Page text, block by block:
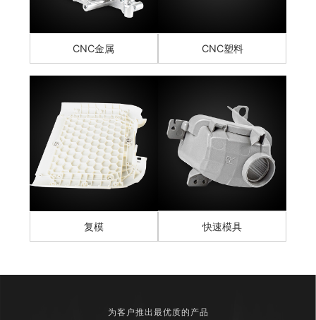
CNC金属 CNC塑料
复模 快速模具
为客户推出最优质的产品